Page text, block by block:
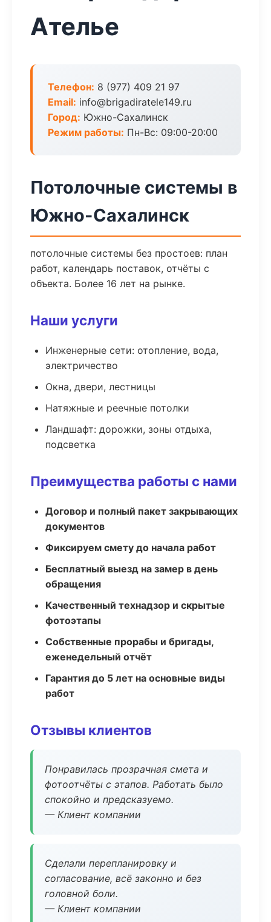
Ателье
Телефон: 8 (977) 409 21 97
Email: info@brigadiratele149.ru
Город: Южно-Сахалинск
Режим работы: Пн-Вс: 09:00-20:00
Потолочные системы в
Южно-Сахалинск
потолочные системы без простоев: план
работ, календарь поставок, отчёты с
объекта. Более 16 лет на рынке.
Наши услуги
Инженерные сети: отопление, вода,
электричество
Окна, двери, лестницы
Натяжные и реечные потолки
Ландшафт: дорожки, зоны отдыха,
подсветка
Преимущества работы с нами
Договор и полный пакет закрывающих
документов
Фиксируем смету до начала работ
Бесплатный выезд на замер в день
обращения
Качественный технадзор и скрытые
фотоэтапы
Собственные прорабы и бригады,
еженедельный отчёт
Гарантия до 5 лет на основные виды
работ
Отзывы клиентов
Понравилась прозрачная смета и
фотоотчёты с этапов. Работать было
спокойно и предсказуемо.
— Клиент компании
Сделали перепланировку и
согласование, всё законно и без
головной боли.
— Клиент компании